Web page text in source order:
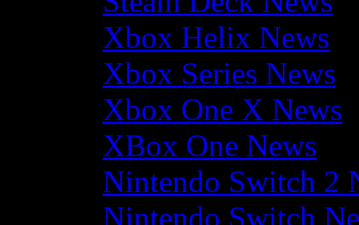
Xbox Helix News
Xbox Series News
Xbox One X News
XBox One News
Nintendo Switch 2
Nintendo Switch